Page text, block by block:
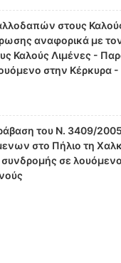
στους
αναφορικά με
Καλούς Λιμένες -
στην Κέρκυρα -
του Ν. 3409/
στο Πήλιο τη
σε